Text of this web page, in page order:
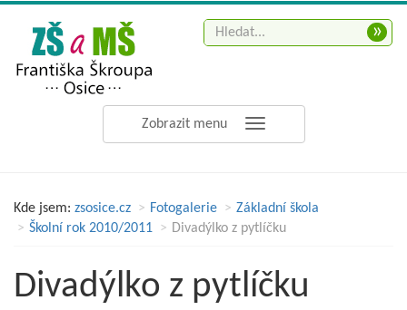
Zobrazit menu
»
Kde jsem: zsosice.cz Fotogalerie
Základní škola
Školní rok 2010/2011
Divadýlko z pytlíčku
Divadýlko z pytlíčku